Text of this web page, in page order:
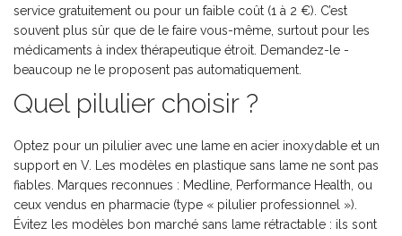
service gratuitement ou pour un faible coût (1 à 2 €). C’est
souvent plus sûr que de le faire vous-même, surtout pour les
médicaments à index thérapeutique étroit. Demandez-le -
beaucoup ne le proposent pas automatiquement.
Quel pilulier choisir ?
Optez pour un pilulier avec une lame en acier inoxydable et un
support en V. Les modèles en plastique sans lame ne sont pas
fiables. Marques reconnues : Medline, Performance Health, ou
ceux vendus en pharmacie (type « pilulier professionnel »).
Évitez les modèles bon marché sans lame rétractable : ils sont